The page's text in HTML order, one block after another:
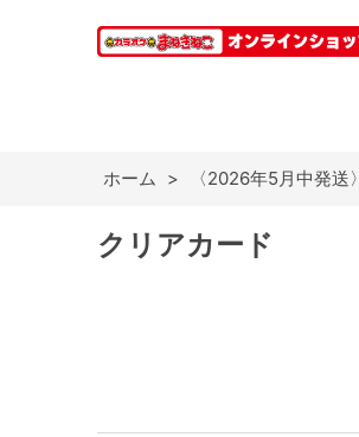
ホーム > 〈2026年5月中発送
クリアカード